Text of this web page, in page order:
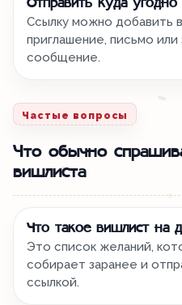
Отправить куда угодно
Ссылку можно добавить
приглашение, письмо или
сообщение.
Частые вопросы
Что обычно
вишлиста
Что такое вишлист на
Это список желаний,
собирает заранее и
ссылкой.